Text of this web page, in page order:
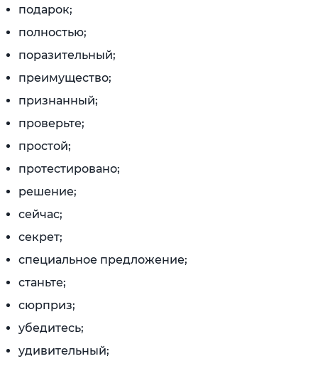
подарок;
полностью;
поразительный;
преимущество;
признанный;
проверьте;
простой;
протестировано;
решение;
сейчас;
секрет;
специальное предложение;
станьте;
сюрприз;
убедитесь;
удивительный;